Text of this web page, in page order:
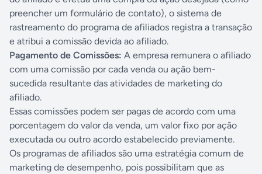
preencher um formulário de contato), o sistema de
rastreamento do programa de afiliados registra a transação
e atribui a comissão devida ao afiliado.
Pagamento de Comissões: A empresa remunera o afiliado
com uma comissão por cada venda ou ação bem-
sucedida resultante das atividades de marketing do
afiliado.
Essas comissões podem ser pagas de acordo com uma
porcentagem do valor da venda, um valor fixo por ação
executada ou outro acordo estabelecido previamente.
Os programas de afiliados são uma estratégia comum de
marketing de desempenho, pois possibilitam que as